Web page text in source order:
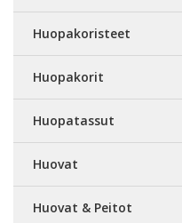
Huopakoristeet
Huopakorit
Huopatassut
Huovat
Huovat & Peitot